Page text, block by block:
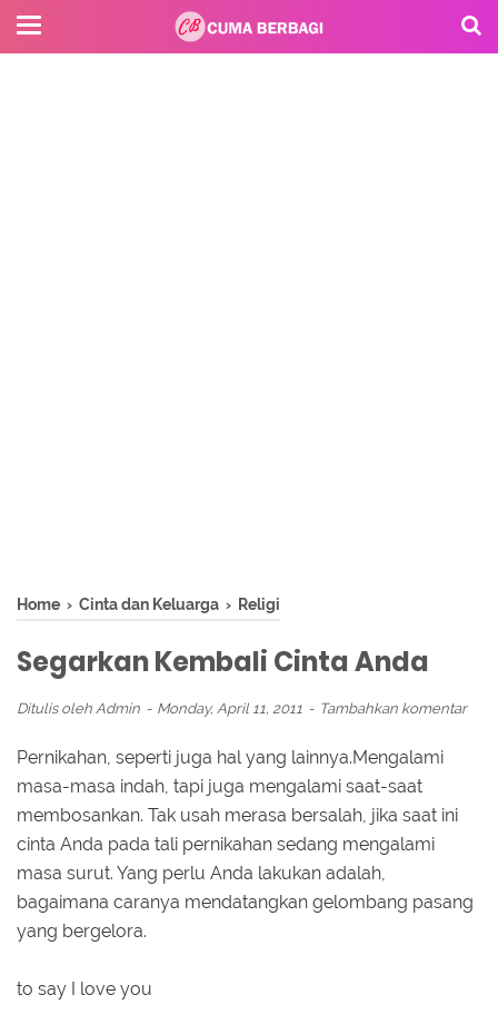
Home › Cinta dan Keluarga › Religi
Segarkan Kembali Cinta Anda
Ditulis oleh Admin Monday, April 11, 2011 Tambahkan komentar
Pernikahan, seperti juga hal yang lainnya.Mengalami
masa-masa indah, tapi juga mengalami saat-saat
membosankan. Tak usah merasa bersalah, jika saat ini
cinta Anda pada tali pernikahan sedang mengalami
masa surut. Yang perlu Anda lakukan adalah,
bagaimana caranya mendatangkan gelombang pasang
yang bergelora.
to say I love you